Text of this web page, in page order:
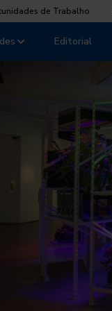
de Trabalho
Editorial